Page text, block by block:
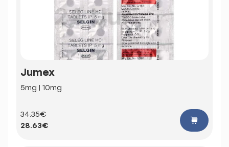
Jumex
5mg | 10mg
34.35€
28.63€